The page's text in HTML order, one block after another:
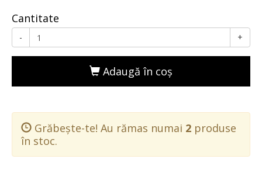
Cantitate
- +
Adaugă în coş
Grăbește-te! Au rămas numai 2 produse
în stoc.